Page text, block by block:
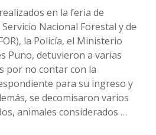
en la feria de
Nacional Forestal y de
la Policía, el Ministerio
Puno, detuvieron a varias
por no contar con la
para su ingreso y
se decomisaron varios
animales considerados …